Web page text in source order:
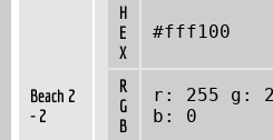
Beach 2
- 2
H
E
X
#fff100
R
G
B
r: 255 g:
b: 0